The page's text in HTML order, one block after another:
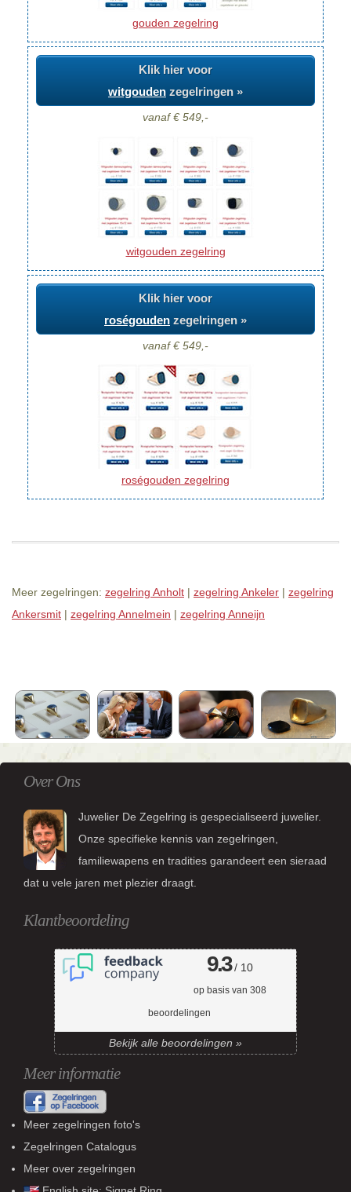
gouden zegelring
Klik hier voor
witgouden zegelringen »
vanaf € 549,-
witgouden zegelring
Klik hier voor
roségouden zegelringen »
vanaf € 549,-
roségouden zegelring
Meer zegelringen: zegelring Anholt | zegelring Ankeler | zegelring
Ankersmit | zegelring Annelmein | zegelring Anneijn
Over Ons
Juwelier De Zegelring is gespecialiseerd juwelier.
Onze specifieke kennis van zegelringen,
familiewapens en tradities garandeert een sieraad
dat u vele jaren met plezier draagt.
Klantbeoordeling
9.3/ 10
op basis van 308
beoordelingen
Bekijk alle beoordelingen »
Meer informatie
Meer zegelringen foto's
Zegelringen Catalogus
Meer over zegelringen